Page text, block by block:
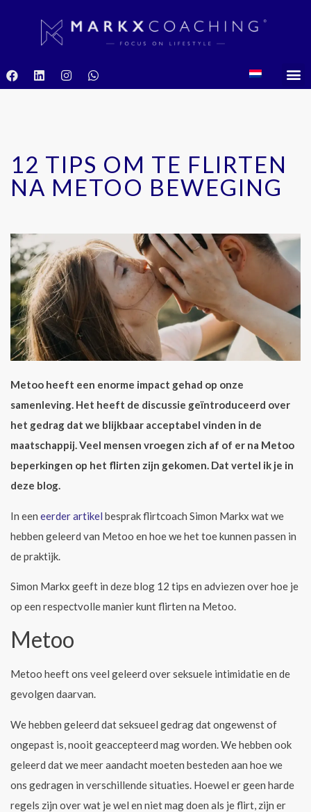
12 TIPS OM TE FLIRTEN
NA METOO BEWEGING
Metoo heeft een enorme impact gehad op onze
samenleving. Het heeft de discussie geïntroduceerd over
het gedrag dat we blijkbaar acceptabel vinden in de
maatschappij. Veel mensen vroegen zich af of er na Metoo
beperkingen op het flirten zijn gekomen. Dat vertel ik je in
deze blog.
In een eerder artikel besprak flirtcoach Simon Markx wat we
hebben geleerd van Metoo en hoe we het toe kunnen passen in
de praktijk.
Simon Markx geeft in deze blog 12 tips en adviezen over hoe je
op een respectvolle manier kunt flirten na Metoo.
Metoo
Metoo heeft ons veel geleerd over seksuele intimidatie en de
gevolgen daarvan.
We hebben geleerd dat seksueel gedrag dat ongewenst of
ongepast is, nooit geaccepteerd mag worden. We hebben ook
geleerd dat we meer aandacht moeten besteden aan hoe we
ons gedragen in verschillende situaties. Hoewel er geen harde
regels zijn over wat je wel en niet mag doen als je flirt, zijn er